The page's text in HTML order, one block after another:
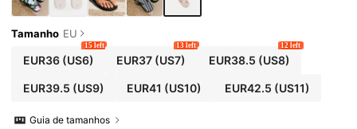
Tamanho EU
EUR36(US6)
15 left
EUR37 (US7)
13 left
EUR38.5 (US8)
12 left
EUR39.5 (US9) EUR41 (US10) EUR42.5 (US11)
Guia de tamanhos